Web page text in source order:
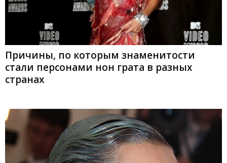
Причины, по которым знаменитости
стали персонами нон грата в разных
странах